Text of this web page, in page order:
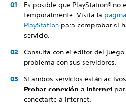
Es posible que PlayStation® no
temporalmente. Visita la
PlayStation para comprobar si
servicio.
Consulta con el editor del
problema con sus servidores.
Si ambos servicios están
Probar conexión a Internet
conectarte a Internet.